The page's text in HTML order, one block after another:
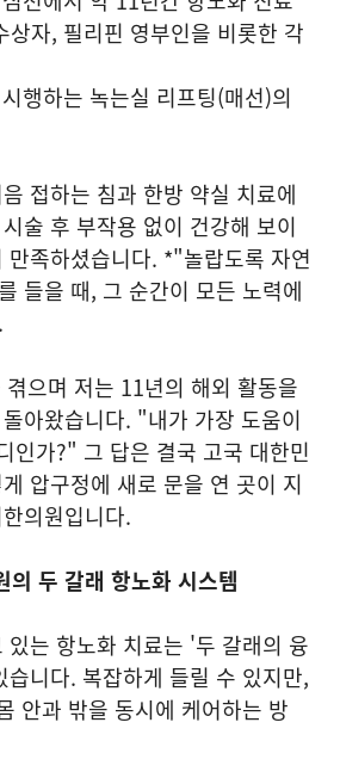
자, 필리핀 영부인을 비롯한 각
행하는 녹는실 리프팅(매선)의
접하는 침과 한방 약실 치료에
술 후 부작용 없이 건강해 보이
만족하셨습니다. *"놀랍도록 자연
들을 때, 그 순간이 모든 노력에
으며 저는 11년의 해외 활동을
아왔습니다. "내가 가장 도움이
인가?" 그 답은 결국 고국 대한민
압구정에 새로 문을 연 곳이 지
의원입니다.
의 두 갈래 항노화 시스템
있는 항노화 치료는 '두 갈래의 융
니다. 복잡하게 들릴 수 있지만,
안과 밖을 동시에 케어하는 방